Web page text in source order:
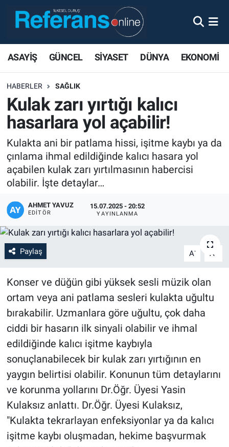
ASAYİŞ GÜNCEL SİYASET DÜNYA EKONOMİ
HABERLER SAĞLIK
Kulak zarı yırtığı kalıcı
hasarlara yol açabilir!
Kulakta ani bir patlama hissi, işitme kaybı ya da
çınlama ihmal edildiğinde kalıcı hasara yol
açabilen kulak zarı yırtılmasının habercisi
olabilir. İşte detaylar…
AHMET YAVUZ
EDITÖR
15.07.2025 - 20:52
YAYINLANMA
Paylaş A- A
Konser ve düğün gibi yüksek sesli müzik olan
ortam veya ani patlama sesleri kulakta uğultu
bırakabilir. Uzmanlara göre uğultu, çok daha
ciddi bir hasarın ilk sinyali olabilir ve ihmal
edildiğinde kalıcı işitme kaybıyla
sonuçlanabilecek bir kulak zarı yırtığının en
yaygın belirtisi olabilir. Konunun tüm detaylarını
ve korunma yollarını Dr.Öğr. Üyesi Yasin
Kulaksız anlattı. Dr.Öğr. Üyesi Kulaksız,
"Kulakta tekrarlayan enfeksiyonlar ya da kalıcı
işitme kaybı oluşmadan, hekime başvurmak